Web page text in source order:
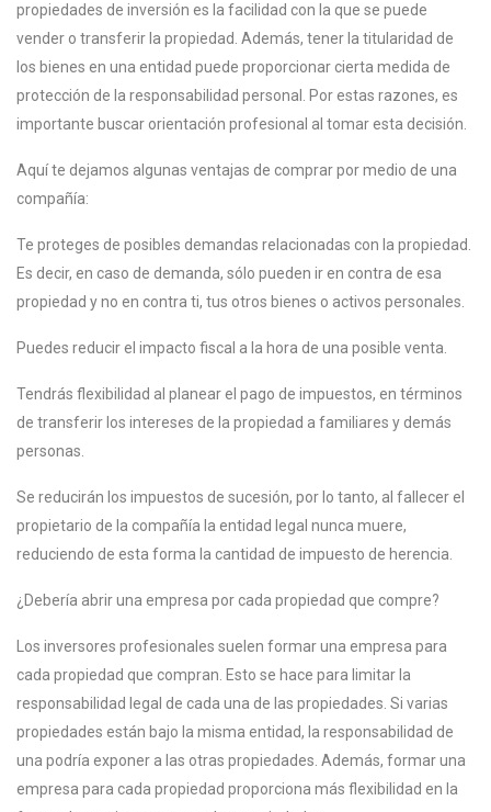
propiedades de inversión es la facilidad con la que se puede
vender o transferir la propiedad. Además, tener la titularidad de
los bienes en una entidad puede proporcionar cierta medida de
protección de la responsabilidad personal. Por estas razones, es
importante buscar orientación profesional al tomar esta decisión.
Aquí te dejamos algunas ventajas de comprar por medio de una
compañía:
Te proteges de posibles demandas relacionadas con la propiedad.
Es decir, en caso de demanda, sólo pueden ir en contra de esa
propiedad y no en contra ti, tus otros bienes o activos personales.
Puedes reducir el impacto fiscal a la hora de una posible venta.
Tendrás flexibilidad al planear el pago de impuestos, en términos
de transferir los intereses de la propiedad a familiares y demás
personas.
Se reducirán los impuestos de sucesión, por lo tanto, al fallecer el
propietario de la compañía la entidad legal nunca muere,
reduciendo de esta forma la cantidad de impuesto de herencia.
¿Debería abrir una empresa por cada propiedad que compre?
Los inversores profesionales suelen formar una empresa para
cada propiedad que compran. Esto se hace para limitar la
responsabilidad legal de cada una de las propiedades. Si varias
propiedades están bajo la misma entidad, la responsabilidad de
una podría exponer a las otras propiedades. Además, formar una
empresa para cada propiedad proporciona más flexibilidad en la